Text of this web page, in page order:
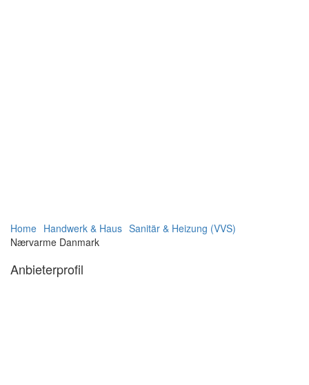
Navigation
verbergen
Navigation
verbergen
Home Handwerk & Haus Sanitär & Heizung (VVS)
Nærvarme Danmark
Anbieterprofil